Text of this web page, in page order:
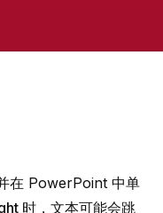
在 PowerPoint 中单
时，文本可能会跳